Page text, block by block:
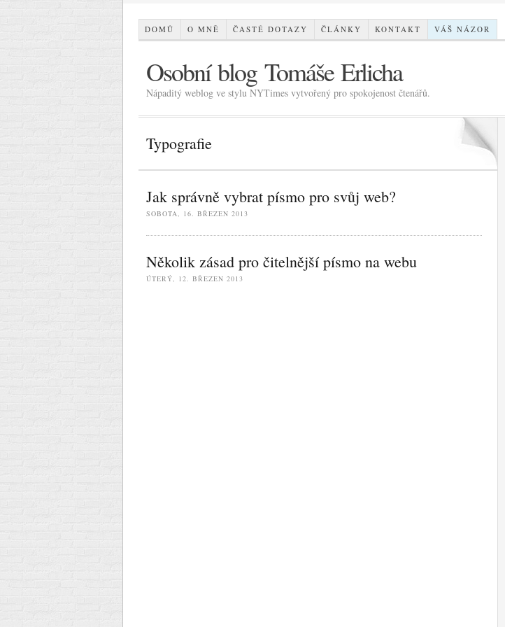
DOMŮ O MNĚ ČASTÉ DOTAZY ČLÁNKY KONTAKT VÁŠ NÁZOR
Osobní blog Tomáše Erlicha
Nápaditý weblog ve stylu NYTimes vytvořený pro spokojenost čtenářů.
Typografie
Jak správně vybrat písmo pro svůj web?
SOBOTA, 16. BŘEZEN 2013
Několik zásad pro čitelnější písmo na webu
ÚTERÝ, 12. BŘEZEN 2013